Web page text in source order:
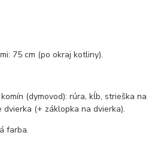
75 cm (po okraj kotliny).
(dymovod): rúra, kĺb, strieška na
dvierka (+ záklopka na dvierka).
farba.